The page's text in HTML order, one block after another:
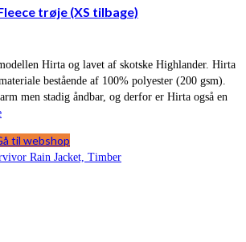
trøje (XS tilbage)
Hirta og lavet af skotske Highlander. Hirta
bestående af 100% polyester (200 gsm).
men stadig åndbar, og derfor er Hirta også en
til webshop